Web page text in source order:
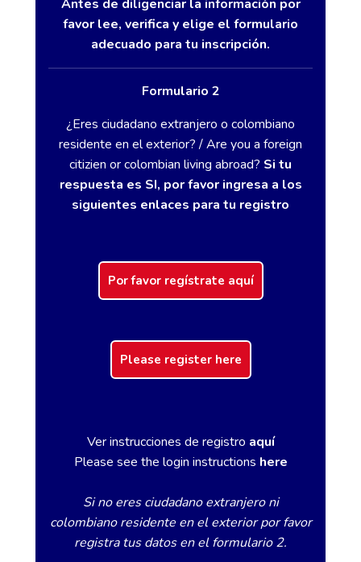
Antes de diligenciar la información por
favor lee, verifica y elige el formulario
adecuado para tu inscripción.
Formulario 2
¿Eres ciudadano extranjero o colombiano
residente en el exterior? / Are you a foreign
citizien or colombian living abroad? Si tu
respuesta es SI, por favor ingresa a los
siguientes enlaces para tu registro
Por favor regístrate aquí
Please register here
Ver instrucciones de registro aquí
Please see the login instructions here
Si no eres ciudadano extranjero ni
colombiano residente en el exterior por favor
registra tus datos en el formulario 2.